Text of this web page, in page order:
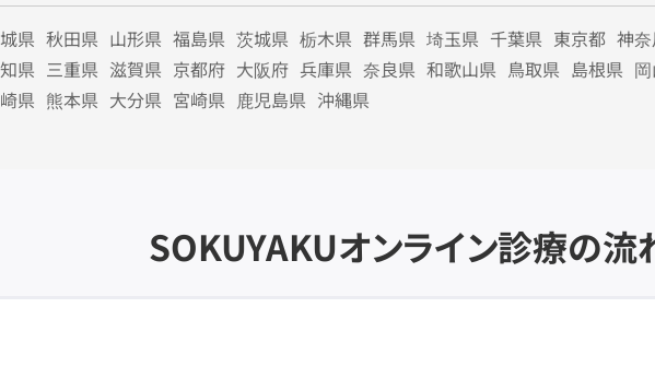
県 秋田県 山形県 福島県 茨城県 栃木県 群馬県 埼玉県 千葉県 東京都 神
県 三重県 滋賀県 京都府 大阪府 兵庫県 奈良県 和歌山県 鳥取県 島根県
県 熊本県 大分県 宮崎県 鹿児島県 沖縄県
SOKUYAKUオンライン診療の流